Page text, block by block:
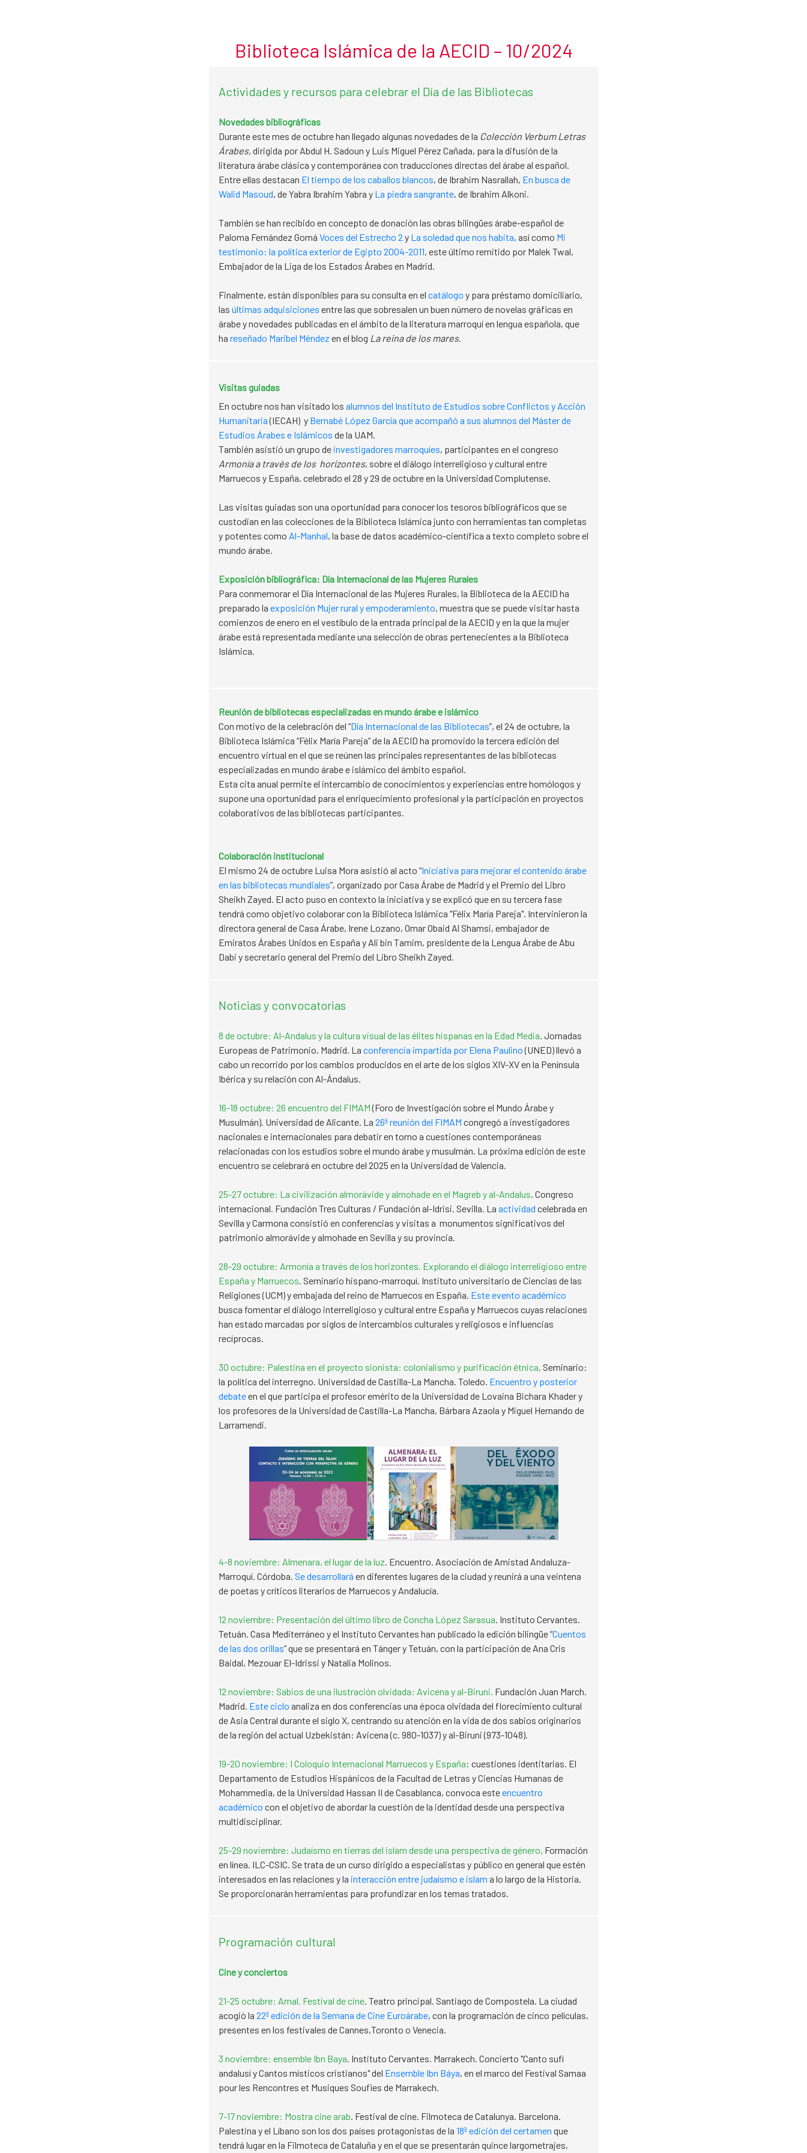
Biblioteca Islámica de la AECID – 10/2024
Actividades y recursos para celebrar el Día de las Bibliotecas
Novedades bibliográficas
Durante este mes de octubre han llegado algunas novedades de la Colección Verbum Letras
Árabes,dirigida por Abdul H. Sadoun y Luis Miguel Pérez Cañada, para la difusión de la
literatura árabe clásica y contemporánea con traducciones directas del árabe al español.
Entre ellas destacan El tiempo de los caballos blancos, de Ibrahim Nasrallah, En busca de
Walid Masoud, de Yabra Ibrahim Yabra y La piedra sangrante, de Ibrahim Alkoni.
También se han recibido en concepto de donación las obras bilingües árabe-español de
Paloma Fernández Gomá Voces del Estrecho 2 y La soledad que nos habita, así como Mi
testimonio: la política exterior de Egipto 2004-2011, este último remitido por Malek Twal,
Embajador de la Liga de los Estados Árabes en Madrid.
Finalmente, están disponibles para su consulta en el catálogo y para préstamo domiciliario,
las últimas adquisiciones entre las que sobresalen un buen número de novelas gráficas en
árabe y novedades publicadas en el ámbito de la literatura marroquí en lengua española, que
ha reseñado Maribel Méndez en el blog La reina de los mares.
Visitas guiadas
En octubre nos han visitado los alumnos del Instituto de Estudios sobre Conflictos y Acción
Humanitaria(IECAH) y Bernabé López García que acompañó a sus alumnos del Máster de
Estudios Árabes e Islámicos de la UAM.
También asistió un grupo de investigadores marroquíes, participantes en el congreso
Armonía a través de los horizontes, sobre el diálogo interreligioso y cultural entre
Marruecos y España, celebrado el 28 y 29 de octubre en la Universidad Complutense.
Las visitas guiadas son una oportunidad para conocer los tesoros bibliográficos que se
custodian en las colecciones de la Biblioteca Islámica junto con herramientas tan completas
y potentes como Al-Manhal, la base de datos académico-científica a texto completo sobre el
mundo árabe.
Exposición bibliográfica: Día Internacional de las Mujeres Rurales
Para conmemorar el Día Internacional de las Mujeres Rurales, la Biblioteca de la AECID ha
preparado la exposición Mujer rural y empoderamiento, muestra que se puede visitar hasta
comienzos de enero en el vestíbulo de la entrada principal de la AECID y en la que la mujer
árabe está representada mediante una selección de obras pertenecientes a la Biblioteca
Islámica.
Reunión de bibliotecas especializadas en mundo árabe e islámico
Con motivo de la celebración del “Día Internacional de las Bibliotecas”, el 24 de octubre, la
Biblioteca Islámica “Félix María Pareja” de la AECID ha promovido la tercera edición del
encuentro virtual en el que se reúnen las principales representantes de las bibliotecas
especializadas en mundo árabe e islámico del ámbito español.
Esta cita anual permite el intercambio de conocimientos y experiencias entre homólogos y
supone una oportunidad para el enriquecimiento profesional y la participación en proyectos
colaborativos de las bibliotecas participantes.
Colaboración institucional
El mismo 24 de octubre Luisa Mora asistió al acto “Iniciativa para mejorar el contenido árabe
en las bibliotecas mundiales”, organizado por Casa Árabe de Madrid y el Premio del Libro
Sheikh Zayed. El acto puso en contexto la iniciativa y se explicó que en su tercera fase
tendrá como objetivo colaborar con la Biblioteca Islámica "Félix María Pareja". Intervinieron la
directora general de Casa Árabe, Irene Lozano, Omar Obaid Al Shamsi, embajador de
Emiratos Árabes Unidos en España y Ali bin Tamim, presidente de la Lengua Árabe de Abu
Dabi y secretario general del Premio del Libro Sheikh Zayed.
Noticias y convocatorias
8 de octubre: Al-Andalus y la cultura visual de las élites hispanas en la Edad Media. Jornadas
Europeas de Patrimonio. Madrid. La conferencia impartida por Elena Paulino(UNED) llevó a
cabo un recorrido por los cambios producidos en el arte de los siglos XIV-XV en la Península
Ibérica y su relación con Al-Ándalus.
16-18 octubre: 26 encuentro del FIMAM(Foro de Investigación sobre el Mundo Árabe y
Musulmán). Universidad de Alicante. La 26ª reunión del FIMAM congregó a investigadores
nacionales e internacionales para debatir en torno a cuestiones contemporáneas
relacionadas con los estudios sobre el mundo árabe y musulmán. La próxima edición de este
encuentro se celebrará en octubre del 2025 en la Universidad de Valencia.
25-27 octubre: La civilización almorávide y almohade en el Magreb y al-Andalus. Congreso
internacional. Fundación Tres Culturas / Fundación al-Idrisi. Sevilla. La actividad celebrada en
Sevilla y Carmona consistió en conferencias y visitas a monumentos significativos del
patrimonio almorávide y almohade en Sevilla y su provincia.
28-29 octubre: Armonía a través de los horizontes. Explorando el diálogo interreligioso entre
España y Marruecos. Seminario hispano-marroquí. Instituto universitario de Ciencias de las
Religiones (UCM) y embajada del reino de Marruecos en España. Este evento académico
busca fomentar el diálogo interreligioso y cultural entre España y Marruecos cuyas relaciones
han estado marcadas por siglos de intercambios culturales y religiosos e influencias
recíprocas.
30 octubre: Palestina en el proyecto sionista: colonialismo y purificación étnica. Seminario:
la política del interregno. Universidad de Castilla-La Mancha. Toledo. Encuentro y posterior
debateen el que participa el profesor emérito de la Universidad de Lovaina Bichara Khader y
los profesores de la Universidad de Castilla-La Mancha, Bárbara Azaola y Miguel Hernando de
Larramendi.
4-8 noviembre: Almenara, el lugar de la luz. Encuentro. Asociación de Amistad Andaluza-
Marroquí. Córdoba. Se desarrollará en diferentes lugares de la ciudad y reunirá a una veintena
de poetas y críticos literarios de Marruecos y Andalucía.
12 noviembre: Presentación del último libro de Concha López Sarasua. Instituto Cervantes.
Tetuán. Casa Mediterráneo y el Instituto Cervantes han publicado la edición bilingüe “Cuentos
de las dos orillas” que se presentará en Tánger y Tetuán, con la participación de Ana Cris
Baidal, Mezouar El-Idrissi y Natalia Molinos.
12 noviembre: Sabios de una ilustración olvidada: Avicena y al-Biruni. Fundación Juan March.
Madrid. Este ciclo analiza en dos conferencias una época olvidada del florecimiento cultural
de Asia Central durante el siglo X, centrando su atención en la vida de dos sabios originarios
de la región del actual Uzbekistán: Avicena (c. 980-1037) y al-Biruni (973-1048).
19-20 noviembre: I Coloquio Internacional Marruecos y España: cuestiones identitarias. El
Departamento de Estudios Hispánicos de la Facultad de Letras y Ciencias Humanas de
Mohammedia, de la Universidad Hassan II de Casablanca, convoca esteencuentro
académico con el objetivo de abordar la cuestión de la identidad desde una perspectiva
multidisciplinar.
25-29 noviembre: Judaísmo en tierras del islam desde una perspectiva de género. Formación
en línea. ILC-CSIC. Se trata de un curso dirigido a especialistas y público en general que estén
interesados en las relaciones y la interacción entre judaísmo e islam a lo largo de la Historia.
Se proporcionarán herramientas para profundizar en los temas tratados.
Programación cultural
Cine y conciertos
21-25 octubre: Amal. Festival de cine. Teatro principal. Santiago de Compostela. La ciudad
acogiò la 22ª edición de la Semana de Cine Euroárabe, con la programación de cinco películas,
presentes en los festivales de Cannes,Toronto o Venecia.
3 noviembre: ensemble Ibn Baya. Instituto Cervantes. Marrakech. Concierto "Canto sufí
andalusí y Cantos místicos cristianos" del Ensemble Ibn Báya, en el marco del Festival Samaa
pour les Rencontres et Musiques Soufies de Marrakech.
7-17 noviembre: Mostra cine arab. Festival de cine. Filmoteca de Catalunya. Barcelona.
Palestina y el Líbano son los dos países protagonistas de la 18ª edición del certamen que
tendrá lugar en la Filmoteca de Cataluña y en el que se presentarán quince largometrajes,